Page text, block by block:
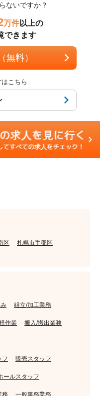
ないですか？
万件以上の
できます
無料）
こちら
区 札幌市手稲区
組立/加工業務
作業 搬入/搬出業務
フ 販売スタッフ
ールスタッフ
務 一般事務業務